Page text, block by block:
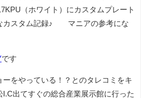
（ホワイト）にカスタムプレート
カスタム記録♪ マニアの参考にな
です
ーをやっている！？とのタレコミをキ
出てすぐの総合産業展示館に行った